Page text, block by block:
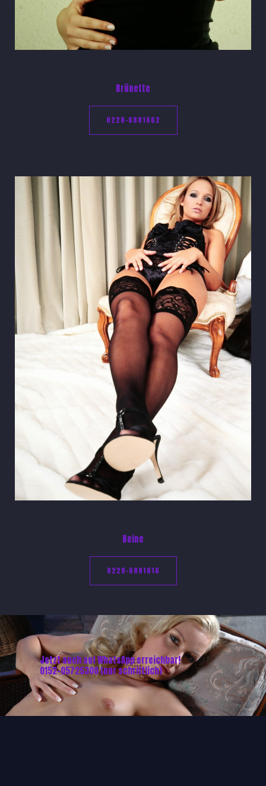
Brünette
0228-6881662
Beine
0228-6881616
Jetzt auch auf WhatsApp erreichbar!
0152-05725300 (nur schriftlich)